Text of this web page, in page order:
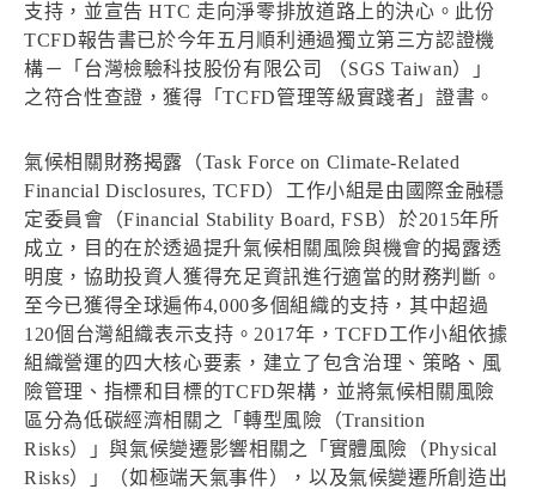
支持，並宣告 HTC 走向淨零排放道路上的決心。此份
TCFD報告書已於今年五月順利通過獨立第三方認證機
構－「台灣檢驗科技股份有限公司 （SGS Taiwan）」
之符合性查證，獲得「TCFD管理等級實踐者」證書。
氣候相關財務揭露（Task Force on Climate-Related
Financial Disclosures, TCFD）工作小組是由國際金融穩
定委員會（Financial Stability Board, FSB）於2015年所
成立，目的在於透過提升氣候相關風險與機會的揭露透
明度，協助投資人獲得充足資訊進行適當的財務判斷。
至今已獲得全球遍佈4,000多個組織的支持，其中超過
120個台灣組織表示支持。2017年，TCFD工作小組依據
組織營運的四大核心要素，建立了包含治理、策略、風
險管理、指標和目標的TCFD架構，並將氣候相關風險
區分為低碳經濟相關之「轉型風險（Transition
Risks）」與氣候變遷影響相關之「實體風險（Physical
Risks）」（如極端天氣事件），以及氣候變遷所創造出